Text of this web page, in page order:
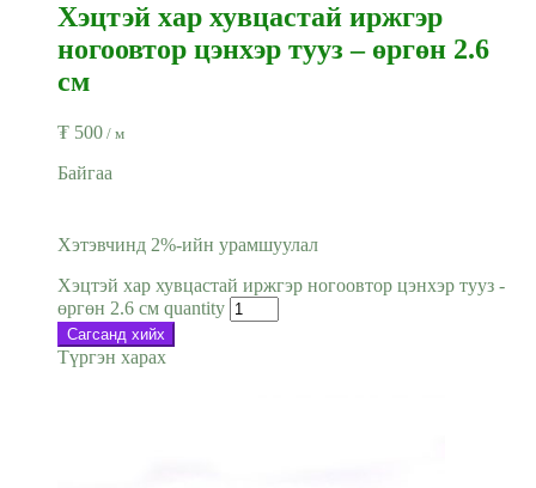
Хэцтэй хар хувцастай иржгэр
ногоовтор цэнхэр тууз – өргөн 2.6
см
₮ 500 / м
Байгаа
Хэтэвчинд 2%-ийн урамшуулал
Хэцтэй хар хувцастай иржгэр ногоовтор цэнхэр тууз -
өргөн 2.6 см quantity
Сагсанд хийх
Түргэн харах